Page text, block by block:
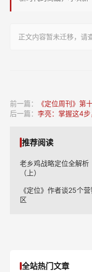
《大
正文内容暂未迁移，请
前一篇：
《定位周刊》第
后一篇： 李亮：掌握这4
推荐阅读
老乡鸡战略定位全解析
（上）
《定位》作者谈25个
区
全站热门文章